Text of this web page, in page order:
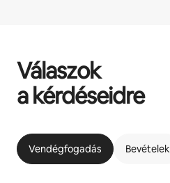
Válaszok
a kérdéseidre
Vendégfogadás Bevételek